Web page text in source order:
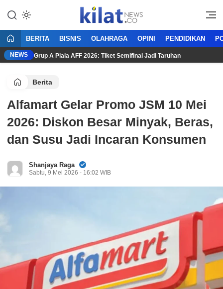
KilatNews.co
Mencerdaskan Anak Bangsa
BERITA BISNIS OLAHRAGA OPINI PENDIDIKAN
NEWSGrup A Piala AFF 2026: Tiket Semifinal Jadi Taruhan
Berita
Alfamart Gelar Promo JSM 10 Mei
2026: Diskon Besar Minyak, Beras,
dan Susu Jadi Incaran Konsumen
Shanjaya Raga
Sabtu, 9 Mei 2026 - 16:02 WIB